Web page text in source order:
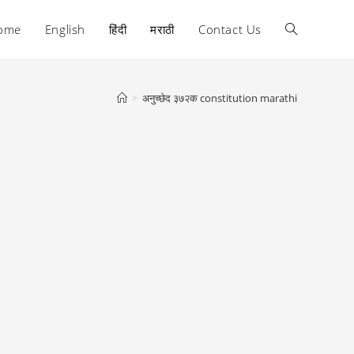
English हिंदी मराठी Contact Us Toggle
> अनुच्छेद ३७२क constitution marathi